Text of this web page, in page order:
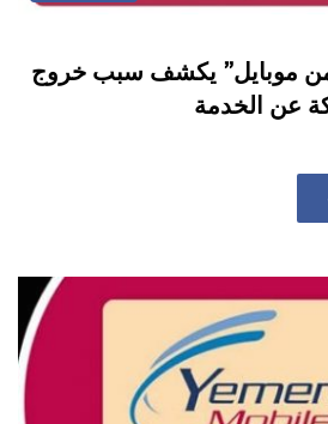
موبايل” يكشف سبب خروج
عن الخدمة